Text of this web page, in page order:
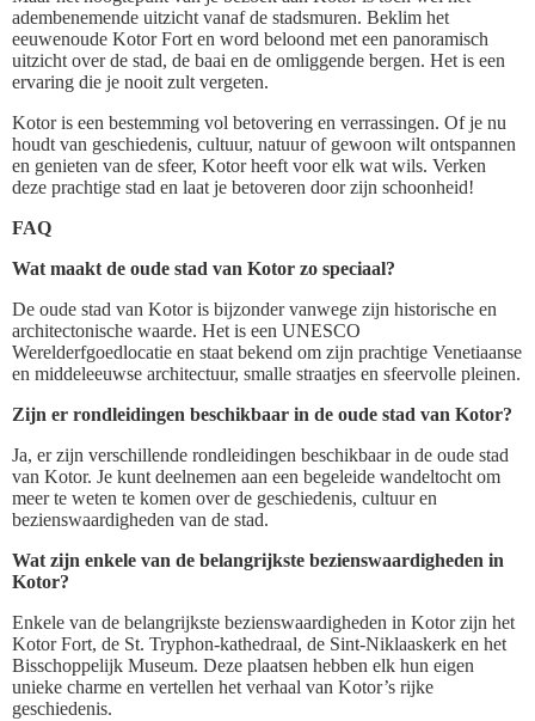
adembenemende uitzicht vanaf de stadsmuren. Beklim het
eeuwenoude Kotor Fort en word beloond met een panoramisch
uitzicht over de stad, de baai en de omliggende bergen. Het is een
ervaring die je nooit zult vergeten.
Kotor is een bestemming vol betovering en verrassingen. Of je nu
houdt van geschiedenis, cultuur, natuur of gewoon wilt ontspannen
en genieten van de sfeer, Kotor heeft voor elk wat wils. Verken
deze prachtige stad en laat je betoveren door zijn schoonheid!
FAQ
Wat maakt de oude stad van Kotor zo speciaal?
De oude stad van Kotor is bijzonder vanwege zijn historische en
architectonische waarde. Het is een UNESCO
Werelderfgoedlocatie en staat bekend om zijn prachtige Venetiaanse
en middeleeuwse architectuur, smalle straatjes en sfeervolle pleinen.
Zijn er rondleidingen beschikbaar in de oude stad van Kotor?
Ja, er zijn verschillende rondleidingen beschikbaar in de oude stad
van Kotor. Je kunt deelnemen aan een begeleide wandeltocht om
meer te weten te komen over de geschiedenis, cultuur en
bezienswaardigheden van de stad.
Wat zijn enkele van de belangrijkste bezienswaardigheden in
Kotor?
Enkele van de belangrijkste bezienswaardigheden in Kotor zijn het
Kotor Fort, de St. Tryphon-kathedraal, de Sint-Niklaaskerk en het
Bisschoppelijk Museum. Deze plaatsen hebben elk hun eigen
unieke charme en vertellen het verhaal van Kotor’s rijke
geschiedenis.